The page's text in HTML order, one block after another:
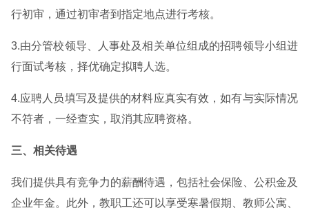
行初审，通过初审者到指定地点进行考核。
3.由分管校领导、人事处及相关单位组成的招聘领导小组进
行面试考核，择优确定拟聘人选。
4.应聘人员填写及提供的材料应真实有效，如有与实际情况
不符者，一经查实，取消其应聘资格。
三、相关待遇
我们提供具有竞争力的薪酬待遇，包括社会保险、公积金及
企业年金。此外，教职工还可以享受寒暑假期、教师公寓、